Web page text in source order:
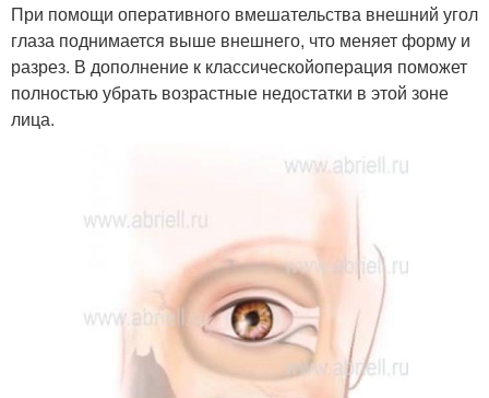
При помощи оперативного вмешательства внешний угол
глаза поднимается выше внешнего, что меняет форму и
разрез. В дополнение к классическойоперация поможет
полностью убрать возрастные недостатки в этой зоне
лица.